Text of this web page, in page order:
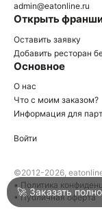
Войти
Написать в
admin@eatonline.ru
Открыть
Оставить заявку
Добавить ресторан
Основное
О нас
Что с моим заказом?
Информация для
Войти
©2012-2026,
• Политика
• Публичная оферта
🚀 Заказать